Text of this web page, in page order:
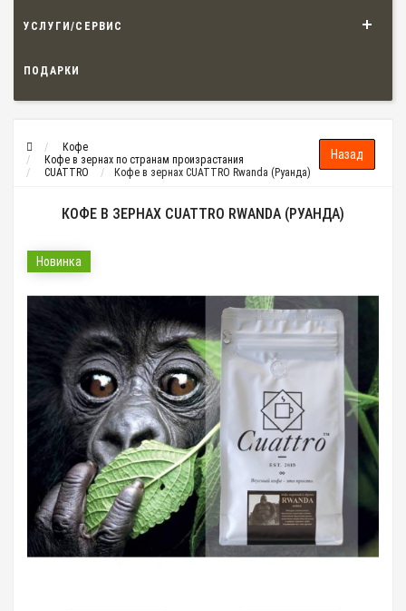
УСЛУГИ/СЕРВИС
ПОДАРКИ
Кофе
Кофе в зернах по странам произрастания
CUATTRO
Кофе в зернах CUATTRO Rwanda (Руанда)
КОФЕ В ЗЕРНАХ CUATTRO RWANDA (РУАНДА)
Новинка